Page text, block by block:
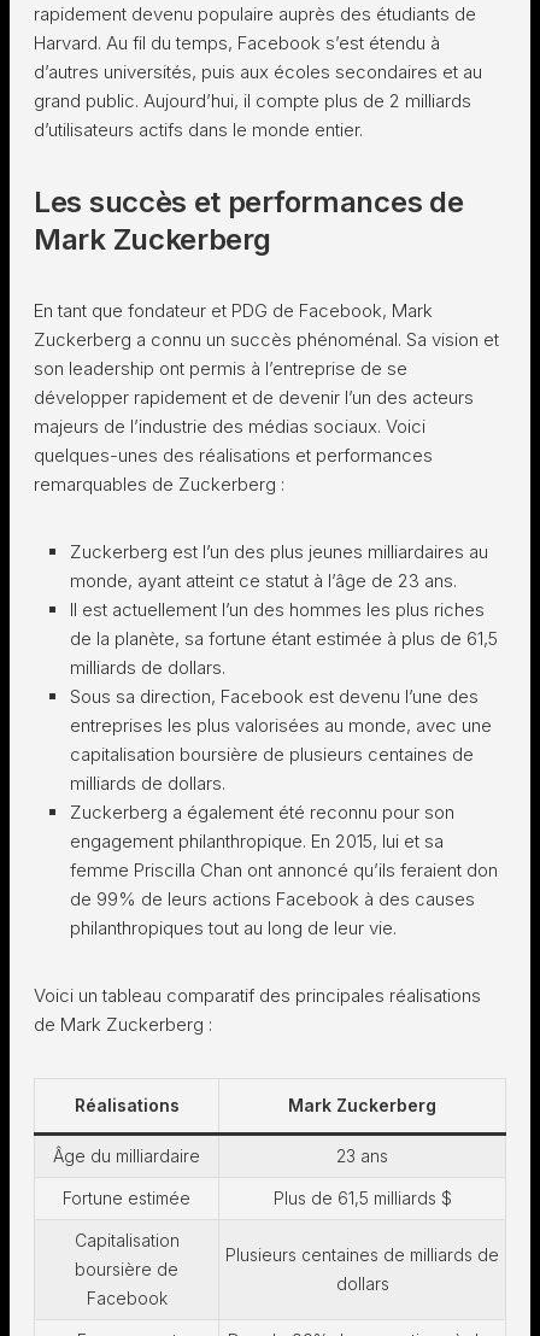
rapidement devenu populaire auprès des étudiants de
Harvard. Au fil du temps, Facebook s’est étendu à
d’autres universités, puis aux écoles secondaires et au
grand public. Aujourd’hui, il compte plus de 2 milliards
d’utilisateurs actifs dans le monde entier.
Les succès et performances de
Mark Zuckerberg
En tant que fondateur et PDG de Facebook, Mark
Zuckerberg a connu un succès phénoménal. Sa vision et
son leadership ont permis à l’entreprise de se
développer rapidement et de devenir l’un des acteurs
majeurs de l’industrie des médias sociaux. Voici
quelques-unes des réalisations et performances
remarquables de Zuckerberg :
Zuckerberg est l’un des plus jeunes milliardaires au
monde, ayant atteint ce statut à l’âge de 23 ans.
Il est actuellement l’un des hommes les plus riches
de la planète, sa fortune étant estimée à plus de 61,5
milliards de dollars.
Sous sa direction, Facebook est devenu l’une des
entreprises les plus valorisées au monde, avec une
capitalisation boursière de plusieurs centaines de
milliards de dollars.
Zuckerberg a également été reconnu pour son
engagement philanthropique. En 2015, lui et sa
femme Priscilla Chan ont annoncé qu’ils feraient don
de 99% de leurs actions Facebook à des causes
philanthropiques tout au long de leur vie.
Voici un tableau comparatif des principales réalisations
de Mark Zuckerberg :
Réalisations Mark Zuckerberg
Âge du milliardaire 23 ans
Fortune estimée Plus de 61,5 milliards $
Capitalisation
boursière de
Facebook
Plusieurs centaines de milliards de
dollars